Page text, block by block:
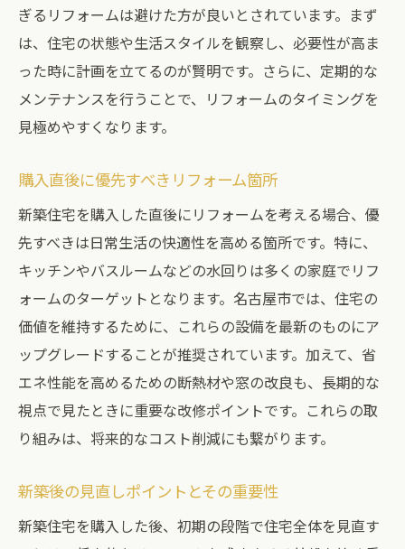
ぎるリフォームは避けた方が良いとされています。まず
は、住宅の状態や生活スタイルを観察し、必要性が高ま
った時に計画を立てるのが賢明です。さらに、定期的な
メンテナンスを行うことで、リフォームのタイミングを
見極めやすくなります。
購入直後に優先すべきリフォーム箇所
新築住宅を購入した直後にリフォームを考える場合、優
先すべきは日常生活の快適性を高める箇所です。特に、
キッチンやバスルームなどの水回りは多くの家庭でリフ
ォームのターゲットとなります。名古屋市では、住宅の
価値を維持するために、これらの設備を最新のものにア
ップグレードすることが推奨されています。加えて、省
エネ性能を高めるための断熱材や窓の改良も、長期的な
視点で見たときに重要な改修ポイントです。これらの取
り組みは、将来的なコスト削減にも繋がります。
新築後の見直しポイントとその重要性
新築住宅を購入した後、初期の段階で住宅全体を見直す